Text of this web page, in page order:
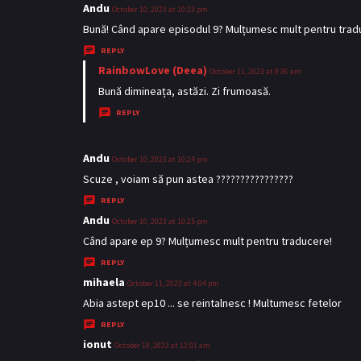
Andu s
a
y
s
:
October 10, 2023 at 10:23 pm
Bună! Când apare episodul 9? Mulțumesc mult pentru
REPLY
RainbowLove (Deea) s
a
October 11, 2023 at 8:36 am
Bună dimineața, astăzi. Zi frumoasă.
REPLY
Andu s
a
y
s
:
October 10, 2023 at 10:24 pm
Scuze , voiam să pun astea ????????????????
REPLY
Andu s
a
y
s
:
October 10, 2023 at 10:25 pm
Când apare ep 9? Mulțumesc mult pentru traducere!
REPLY
mihaela s
a
s
October 11, 2023 at 4:04 pm
Abia astept ep10 ... se reintalnesc ! Multumesc fetelor
REPLY
ionut sOctober 18, 2023 at 12:01 am